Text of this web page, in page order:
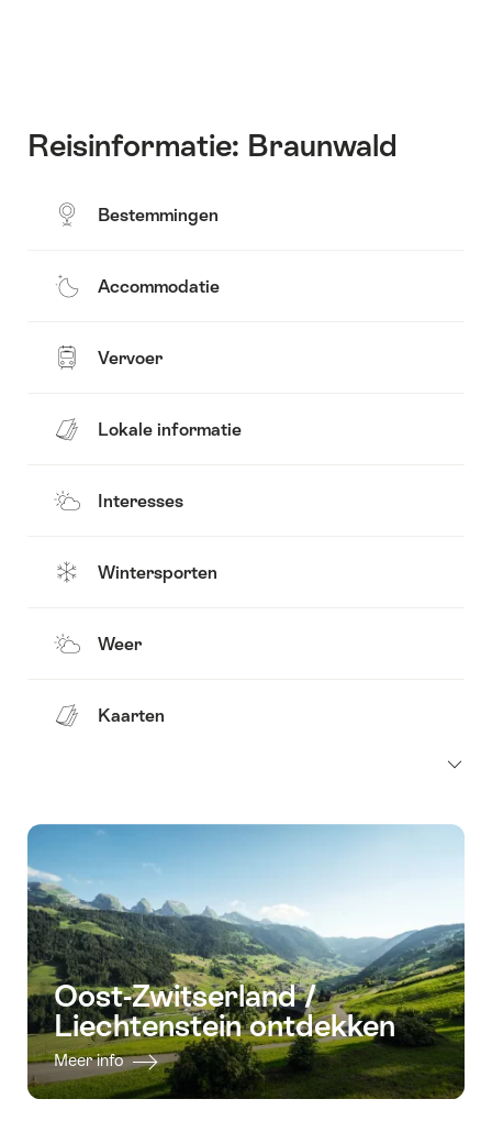
Reisinformatie: Braunwald
Bestemmingen
Accommodatie
Vervoer
Lokale informatie
Interesses
Wintersporten
Weer
Kaarten
Oost-Zwitserland /
Liechtenstein ontdekken
Meer info